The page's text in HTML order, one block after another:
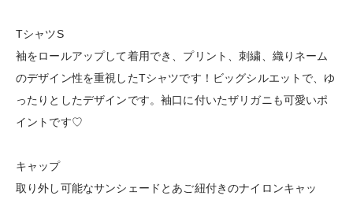
TシャツS
袖をロールアップして着用でき、プリント、刺繍、織りネーム
のデザイン性を重視したTシャツです！ビッグシルエットで、ゆ
ったりとしたデザインです。袖口に付いたザリガニも可愛いポ
イントです♡
キャップ
取り外し可能なサンシェードとあご紐付きのナイロンキャッ